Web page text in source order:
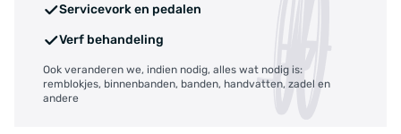
Servicevork en pedalen
Verf behandeling
Ook veranderen we, indien nodig, alles wat nodig is:
remblokjes, binnenbanden, banden, handvatten, zadel en
andere